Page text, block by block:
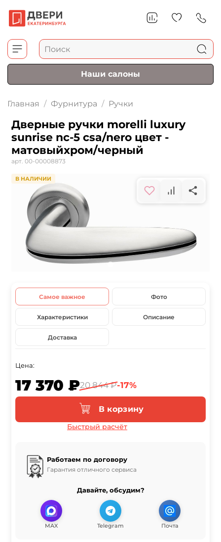
Наши салоны
Главная Фурнитура Ручки
Дверные ручки morelli luxury
sunrise nc-5 csa/nero цвет -
матовыйхром/черный
арт. 00-00008873
В НАЛИЧИИ
Самое важное Фото
Характеристики Описание
Доставка
Цена:
17 370 ₽20 844 ₽-17%
В корзину
Быстрый расчёт
Работаем по договору
Гарантия отличного сервиса
Давайте, обсудим?
MAX Telegram Почта